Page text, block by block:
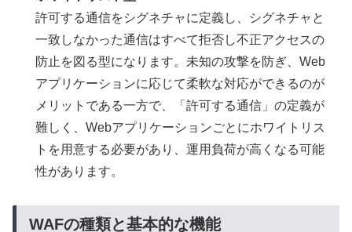
許可する通信をシグネチャに定義し、シグネチャと
一致しなかった通信はすべて拒否し不正アクセスの
防止を図る型になります。未知の攻撃を防ぎ、Web
アプリケーションに応じて柔軟な対応ができるのが
メリットである一方で、「許可する通信」の定義が
難しく、Webアプリケーションごとにホワイトリス
トを用意する必要があり、運用負荷が高くなる可能
性があります。
WAFの種類と基本的な機能